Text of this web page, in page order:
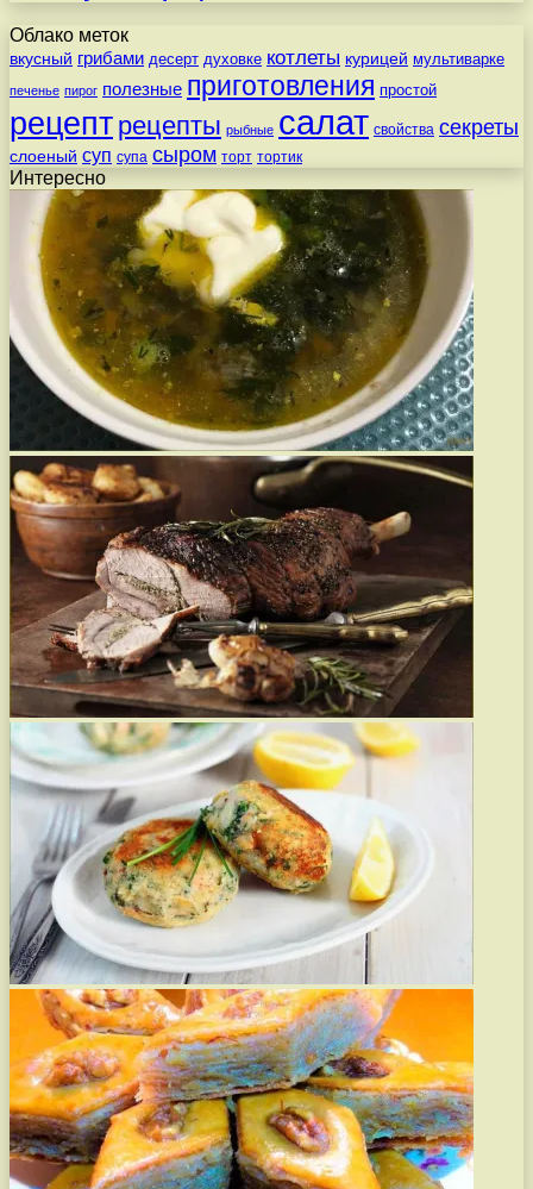
Облако меток
вкусный грибами десерт духовке котлеты курицей мультиварке
печенье пирог полезные приготовления простой
рецепт рецепты рыбные салат свойства секреты
слоеный суп супа сыром торт тортик
Интересно